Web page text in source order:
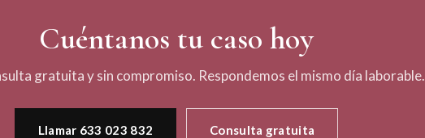
Cuéntanos tu caso hoy
gratuita y sin compromiso. Respondemos el mismo día laborable.
Llamar 633 023 832 Consulta gratuita